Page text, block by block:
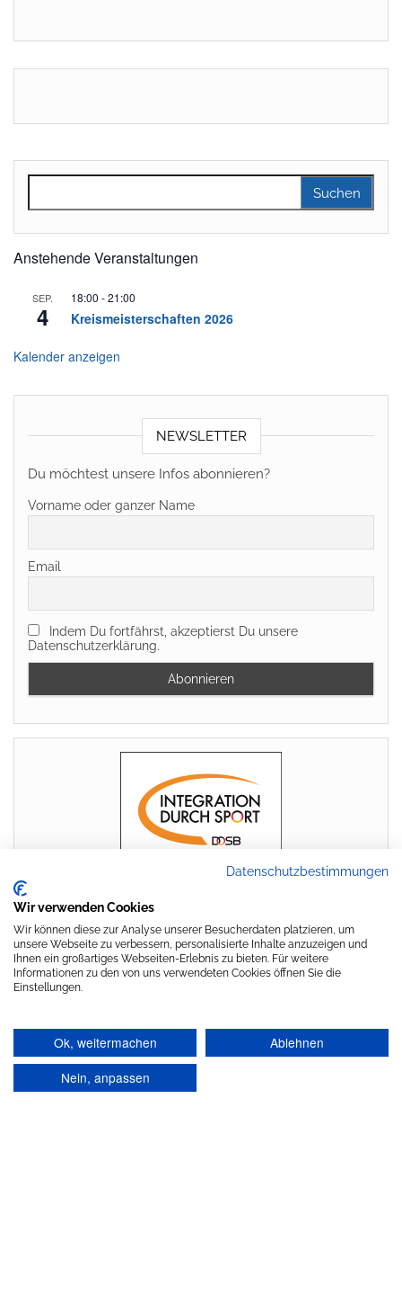
Anstehende Veranstaltungen
SEP.
4
18:00 -21:00
Kreismeisterschaften 2026
Kalender anzeigen
NEWSLETTER
Du möchtest unsere Infos abonnieren?
Vorname oder ganzer Name
Email
Indem Du fortfährst, akzeptierst Du unsere
Datenschutzerklärung.
Stolz präsentiert von
Datenschutzbestimmungen
Wir verwenden Cookies
Wir können diese zur Analyse unserer Besucherdaten platzieren, um
unsere Webseite zu verbessern, personalisierte Inhalte anzuzeigen und
Ihnen ein großartiges Webseiten-Erlebnis zu bieten. Für weitere
Informationen zu den von uns verwendeten Cookies öffnen Sie die
Einstellungen.
Ok, weitermachen
Ablehnen
Nein, anpassen